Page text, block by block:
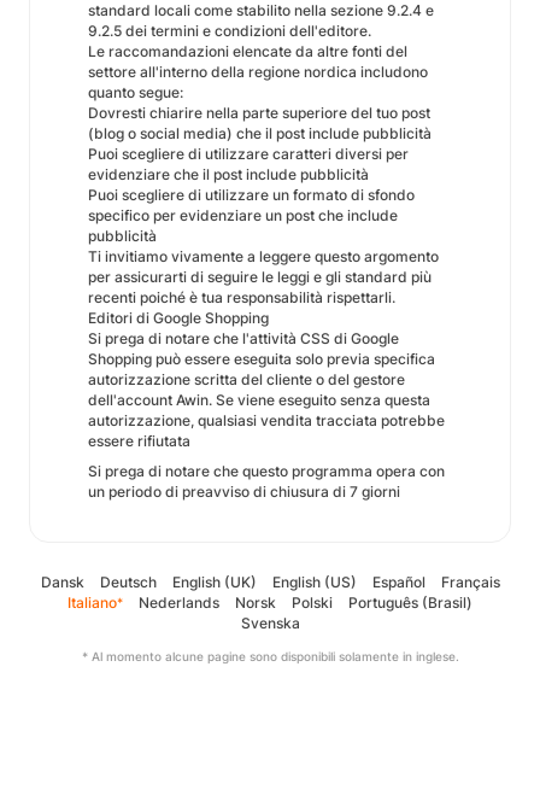
standard locali come stabilito nella sezione 9.2.4 e
9.2.5 dei termini e condizioni dell'editore.
Le raccomandazioni elencate da altre fonti del
settore all'interno della regione nordica includono
quanto segue:
Dovresti chiarire nella parte superiore del tuo post
(blog o social media) che il post include pubblicità
Puoi scegliere di utilizzare caratteri diversi per
evidenziare che il post include pubblicità
Puoi scegliere di utilizzare un formato di sfondo
specifico per evidenziare un post che include
pubblicità
Ti invitiamo vivamente a leggere questo argomento
per assicurarti di seguire le leggi e gli standard più
recenti poiché è tua responsabilità rispettarli.
Editori di Google Shopping
Si prega di notare che l'attività CSS di Google
Shopping può essere eseguita solo previa specifica
autorizzazione scritta del cliente o del gestore
dell'account Awin. Se viene eseguito senza questa
autorizzazione, qualsiasi vendita tracciata potrebbe
essere rifiutata
Si prega di notare che questo programma opera con
un periodo di preavviso di chiusura di 7 giorni
Dansk Deutsch English (UK) English (US) Español
Français
Italiano* Nederlands Norsk Polski
Português (Brasil)
Svenska
* Al momento alcune pagine sono disponibili solamente in inglese.